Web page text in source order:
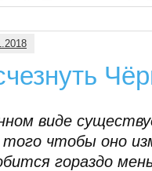
виде
чтобы оно
гораздо